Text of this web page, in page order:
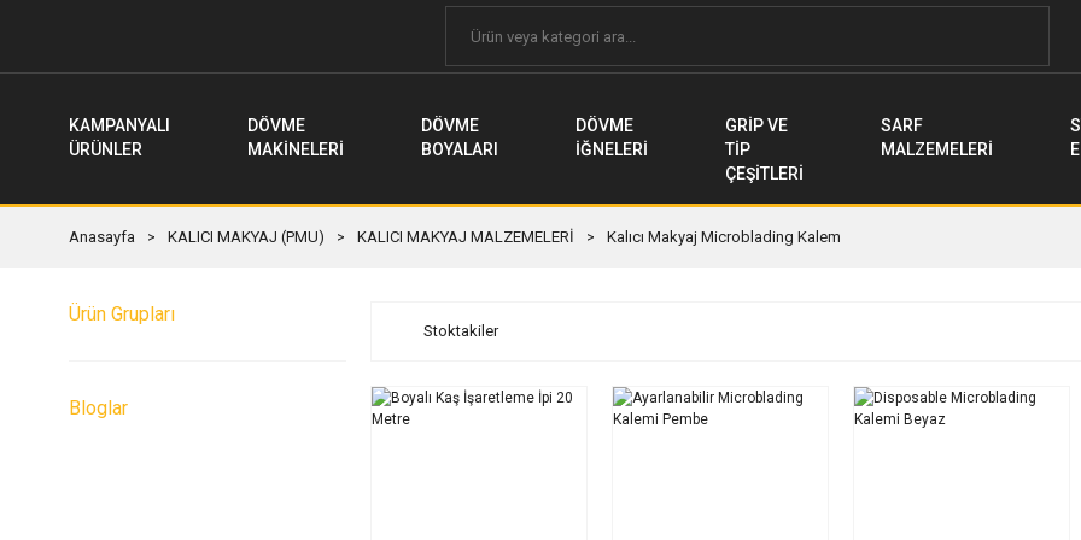
KAMPANYALI
ÜRÜNLER
DÖVME
MAKİNELERİ
DÖVME
BOYALARI
DÖVME
İĞNELERİ
GRİP VE
TİP
ÇEŞİTLERİ
SARF
MALZEMELERİ
Anasayfa KALICI MAKYAJ (PMU) KALICI MAKYAJ MALZEMELERİ Kalıcı Makyaj Microblading Kalem
Ürün Grupları
Bloglar
Stoktakiler